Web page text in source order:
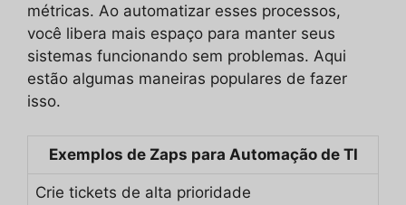
métricas. Ao automatizar esses processos,
você libera mais espaço para manter seus
sistemas funcionando sem problemas. Aqui
estão algumas maneiras populares de fazer
isso.
Exemplos de Zaps para Automação de TI
Crie tickets de alta prioridade